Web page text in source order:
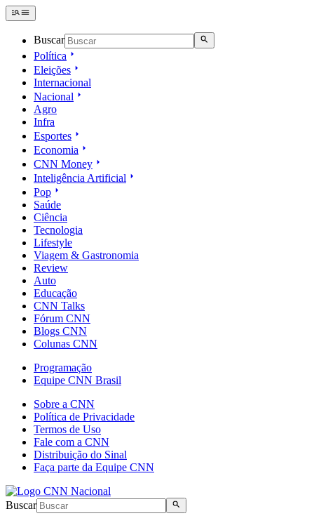
Buscar
Política
Eleições
Internacional
Nacional
Agro
Infra
Esportes
Economia
CNN Money
Inteligência Artificial
Pop
Saúde
Ciência
Tecnologia
Lifestyle
Viagem & Gastronomia
Review
Auto
Educação
CNN Talks
Fórum CNN
Blogs CNN
Colunas CNN
Programação
Equipe CNN Brasil
Sobre a CNN
Política de Privacidade
Termos de Uso
Fale com a CNN
Distribuição do Sinal
Faça parte da Equipe CNN
Buscar